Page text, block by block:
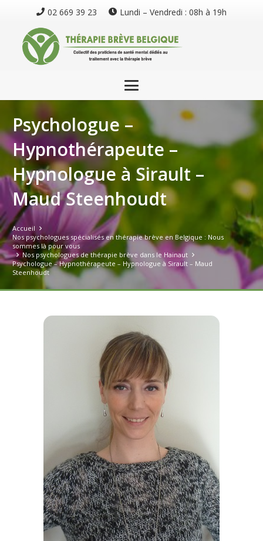
02 669 39 23 Lundi – Vendredi : 08h à 19h
Psychologue –
Hypnothérapeute –
Hypnologue à Sirault –
Maud Steenhoudt
Accueil
Nos psychologues spécialisés en thérapie brève en Belgique : Nous
sommes là pour vous
Nos psychologues de thérapie brève dans le Hainaut
Psychologue – Hypnothérapeute – Hypnologue à Sirault – Maud
Steenhoudt